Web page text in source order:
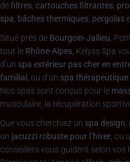
defiltres, cartouches filtrantes,
spa, bâches thermiques, pergolas
Situé près de Bourgoin-Jallieu,
tout le Rhône-Alpes, Kelyss Spa
d’un spa extérieur pas cher en
familial , ou d’un spa thérapeutique.
Nos spas sont conçus pour le
musculaire, la récupération
Que vous cherchiez un spa design,
un jacuzzi robuste pour l’hiver, ou
conseillers vous guident selon vos